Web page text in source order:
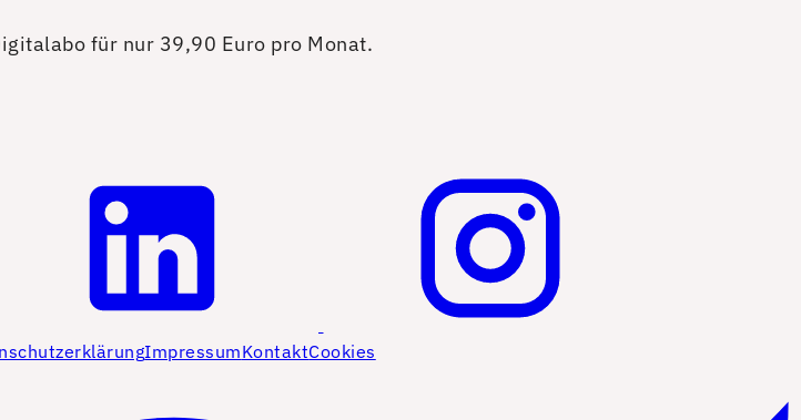
für nur 39,90 Euro pro Monat.
ImpressumKontaktCookies